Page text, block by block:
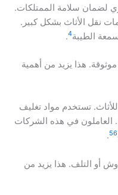
لضمان سلامة الممتلكات.
نقل الأثاث بشكل كبير.
الطيبة4
.
هذا يزيد من أهمية
تستخدم مواد تغليف
. العاملون في هذه الشركات
56
.
أو التلف. هذا يزيد من